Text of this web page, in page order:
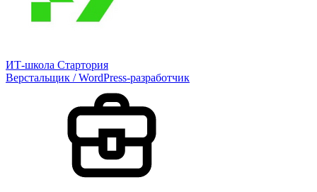
ИТ-школа Стартория
Верстальщик / WordPress-разработчик